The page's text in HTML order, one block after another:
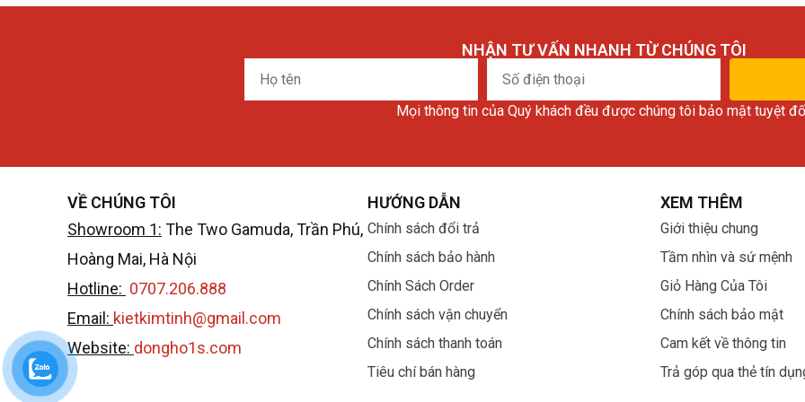
NHẬN TƯ VẤN NHANH TỪ CHÚNG TÔI
Họ
tên
Số
điện
Mọi thông tin của Quý khách đều được chúng tôi bảo mật tuyệt
VỀ CHÚNG TÔI
Showroom 1: The Two Gamuda, Trần Phú,
Hoàng Mai, Hà Nội
Hotline: 0707.206.888
Email: kietkimtinh@gmail.com
Website: dongho1s.com
HƯỚNG DẪN
Chính sách đổi trả
Chính sách bảo hành
Chính Sách Order
Chính sách vận chuyển
Chính sách thanh toán
Tiêu chí bán hàng
XEM THÊM
Giới thiệu chung
Tầm nhìn và sứ mệnh
Giỏ Hàng Của Tôi
Chính sách bảo mật
Cam kết về thông tin
Trả góp qua thẻ tín